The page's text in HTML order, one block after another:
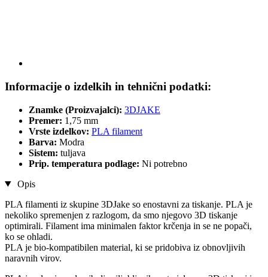
Informacije o izdelkih in tehnični podatki:
Znamke (Proizvajalci): 3DJAKE
Premer: 1,75 mm
Vrste izdelkov: PLA filament
Barva: Modra
Sistem: tuljava
Prip. temperatura podlage: Ni potrebno
Opis
PLA filamenti iz skupine 3DJake so enostavni za tiskanje. PLA je
nekoliko spremenjen z razlogom, da smo njegovo 3D tiskanje
optimirali. Filament ima minimalen faktor krčenja in se ne popači,
ko se ohladi.
PLA je bio-kompatibilen material, ki se pridobiva iz obnovljivih
naravnih virov.